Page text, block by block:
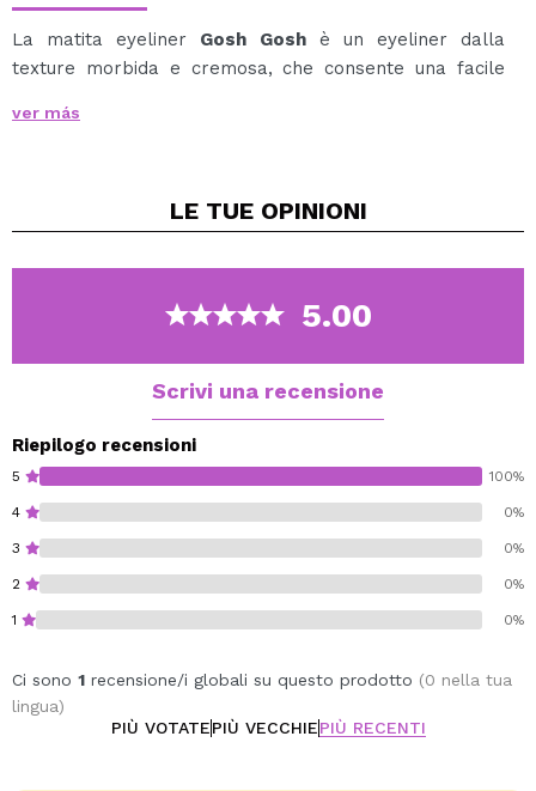
La matita eyeliner Gosh Goshè un eyeliner dalla
texture morbida e cremosa, che consente una facile
Con una finitura uniforme e metallica che dura fino a 24
impressionante effetto metallico
ver más
LE TUE OPINIONI
5.00
Scrivi una recensione
Riepilogo recensioni
5 100%
4 0%
3 0%
2 0%
1 0%
Ci sono 1 recensione/i globali su questo prodotto (0 nella tua
lingua)
PIÙ VOTATEPIÙ VECCHIEPIÙ RECENTI